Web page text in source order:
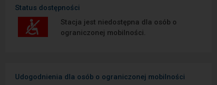
Status dostępności
Stacja jest niedostępna dla osób o
ograniczonej mobilności.
Udogodnienia dla osób o ograniczonej mobilności